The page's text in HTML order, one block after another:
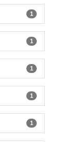
1
1
1
1
1